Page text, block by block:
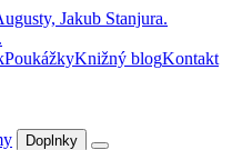
PoukážkyKnižný blogKontakt
Doplnky